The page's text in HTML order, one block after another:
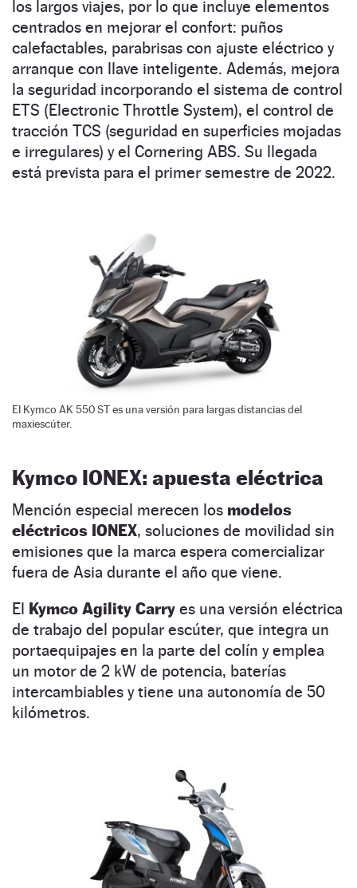
los largos viajes, por lo que incluye elementos
centrados en mejorar el confort: puños
calefactables, parabrisas con ajuste eléctrico y
arranque con llave inteligente. Además, mejora
la seguridad incorporando el sistema de control
ETS (Electronic Throttle System), el control de
tracción TCS (seguridad en superficies mojadas
e irregulares) y el Cornering ABS. Su llegada
está prevista para el primer semestre de 2022.
El Kymco AK 550 ST es una versión para largas distancias del
maxiescúter.
Kymco IONEX: apuesta eléctrica
Mención especial merecen los modelos
eléctricos IONEX, soluciones de movilidad sin
emisiones que la marca espera comercializar
fuera de Asia durante el año que viene.
El Kymco Agility Carry es una versión eléctrica
de trabajo del popular escúter, que integra un
portaequipajes en la parte del colín y emplea
un motor de 2 kW de potencia, baterías
intercambiables y tiene una autonomía de 50
kilómetros.